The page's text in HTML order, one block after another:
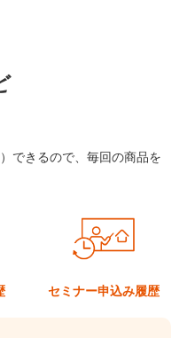
できるので、毎回の商品を
セミナー申込み履歴